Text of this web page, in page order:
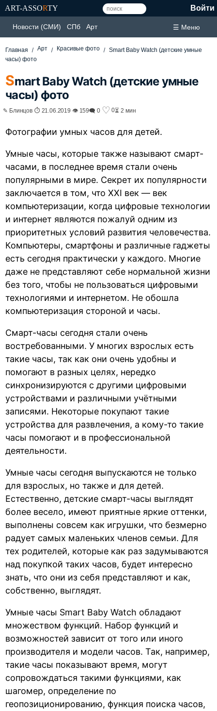
ART-ASSORTY Войти
Новости (СМИ) СПб Арт ☰ Меню
Главная Арт Красивые фото
Smart Baby Watch (детские умные
часы) фото
Smart Baby Watch (детские умные
часы) фото
✎ Блинцов ⏱ 21.06.2019 👁 159🗨 0 ♡ 0⏳ 2 мин
Фотографии умных часов для детей.
Умные часы, которые также называют смарт-
часами, в последнее время стали очень
популярными в мире. Секрет их популярности
заключается в том, что XXI век — век
компьютеризации, когда цифровые технологии
и интернет являются пожалуй одним из
приоритетных условий развития человечества.
Компьютеры, смартфоны и различные гаджеты
есть сегодня практически у каждого. Многие
даже не представляют себе нормальной жизни
без того, чтобы не пользоваться цифровыми
технологиями и интернетом. Не обошла
компьютеризация стороной и часы.
Смарт-часы сегодня стали очень
востребованными. У многих взрослых есть
такие часы, так как они очень удобны и
помогают в разных целях, нередко
синхронизируются с другими цифровыми
устройствами и различными учётными
записями. Некоторые покупают такие
устройства для развлечения, а кому-то такие
часы помогают и в профессиональной
деятельности.
Умные часы сегодня выпускаются не только
для взрослых, но также и для детей.
Естественно, детские смарт-часы выглядят
более весело, имеют приятные яркие оттенки,
выполнены совсем как игрушки, что безмерно
радует самых маленьких членов семьи. Для
тех родителей, которые как раз задумываются
над покупкой таких часов, будет интересно
знать, что они из себя представляют и как,
собственно, выглядят.
Умные часы Smart Baby Watch обладают
множеством функций. Набор функций и
возможностей зависит от того или иного
производителя и модели часов. Так, например,
такие часы показывают время, могут
сопровождаться такими функциями, как
шагомер, определение по
геопозиционированию, функция поиска часов,